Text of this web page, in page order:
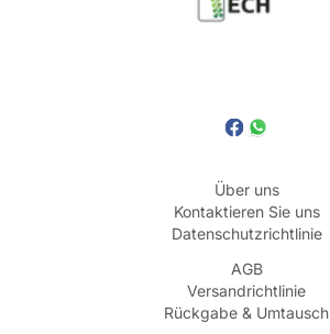
Über uns
Kontaktieren Sie uns
Datenschutzrichtlinie
AGB
Versandrichtlinie
Rückgabe & Umtausch